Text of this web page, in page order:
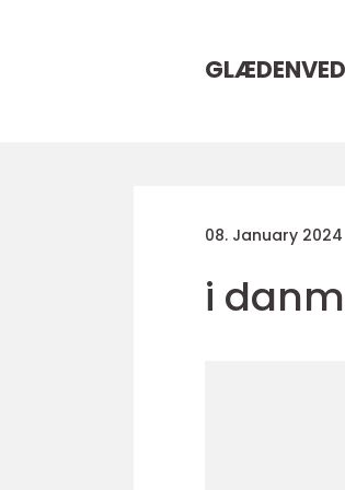
08. January 2024
i